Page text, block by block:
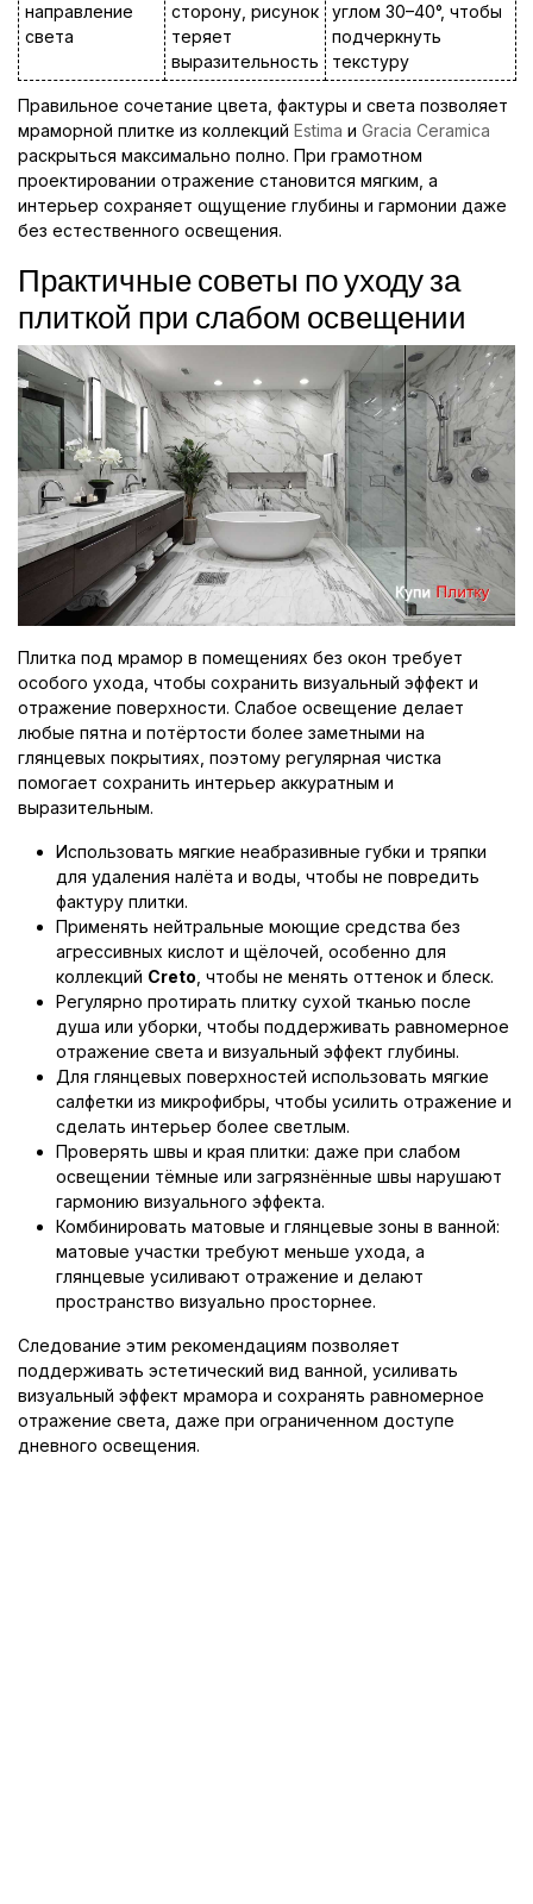
направление
света
сторону, рисунок
теряет
выразительность
углом 30–40°, чтобы
подчеркнуть
текстуру
Правильное сочетание цвета, фактуры и света позволяет
мраморной плитке из коллекций Estima и Gracia Ceramica
раскрыться максимально полно. При грамотном
проектировании отражение становится мягким, а
интерьер сохраняет ощущение глубины и гармонии даже
без естественного освещения.
Практичные советы по уходу за
плиткой при слабом освещении
Плитка под мрамор в помещениях без окон требует
особого ухода, чтобы сохранить визуальный эффект и
отражение поверхности. Слабое освещение делает
любые пятна и потёртости более заметными на
глянцевых покрытиях, поэтому регулярная чистка
помогает сохранить интерьер аккуратным и
выразительным.
Использовать мягкие неабразивные губки и тряпки
для удаления налёта и воды, чтобы не повредить
фактуру плитки.
Применять нейтральные моющие средства без
агрессивных кислот и щёлочей, особенно для
коллекций Creto , чтобы не менять оттенок и блеск.
Регулярно протирать плитку сухой тканью после
душа или уборки, чтобы поддерживать равномерное
отражение света и визуальный эффект глубины.
Для глянцевых поверхностей использовать мягкие
салфетки из микрофибры, чтобы усилить отражение и
сделать интерьер более светлым.
Проверять швы и края плитки: даже при слабом
освещении тёмные или загрязнённые швы нарушают
гармонию визуального эффекта.
Комбинировать матовые и глянцевые зоны в ванной:
матовые участки требуют меньше ухода, а
глянцевые усиливают отражение и делают
пространство визуально просторнее.
Следование этим рекомендациям позволяет
поддерживать эстетический вид ванной, усиливать
визуальный эффект мрамора и сохранять равномерное
отражение света, даже при ограниченном доступе
дневного освещения.